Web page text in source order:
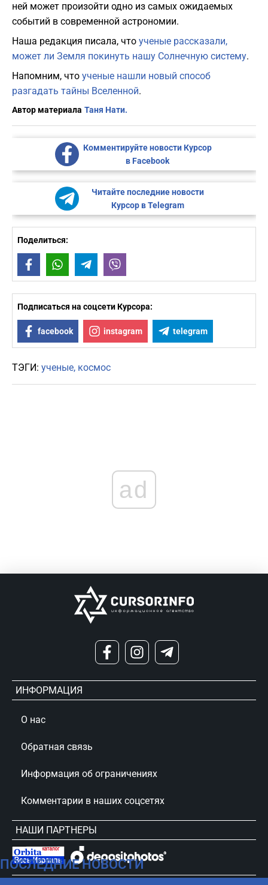
ней может произойти одно из самых ожидаемых
событий в современной астрономии.
Наша редакция писала, что ученые рассказали,
может ли Земля покинуть нашу Солнечную систему.
Напомним, что ученые нашли новый способ
разгадать тайны Вселенной.
Автор материала Таня Нати.
Комментируйте новости Курсор
в Facebook
Читайте последние новости
Курсор в Telegram
Поделиться:
FacebookWhatsAppTelegram
Подписаться на соцсети Курсора:
facebook instagram telegram
ТЭГИ: ученые космос
ПОСЛЕДНИЕ НОВОСТИ
ad
ИНФОРМАЦИЯ
О нас
Обратная связь
Информация об ограничениях
Комментарии в наших соцсетях
НАШИ ПАРТНЕРЫ